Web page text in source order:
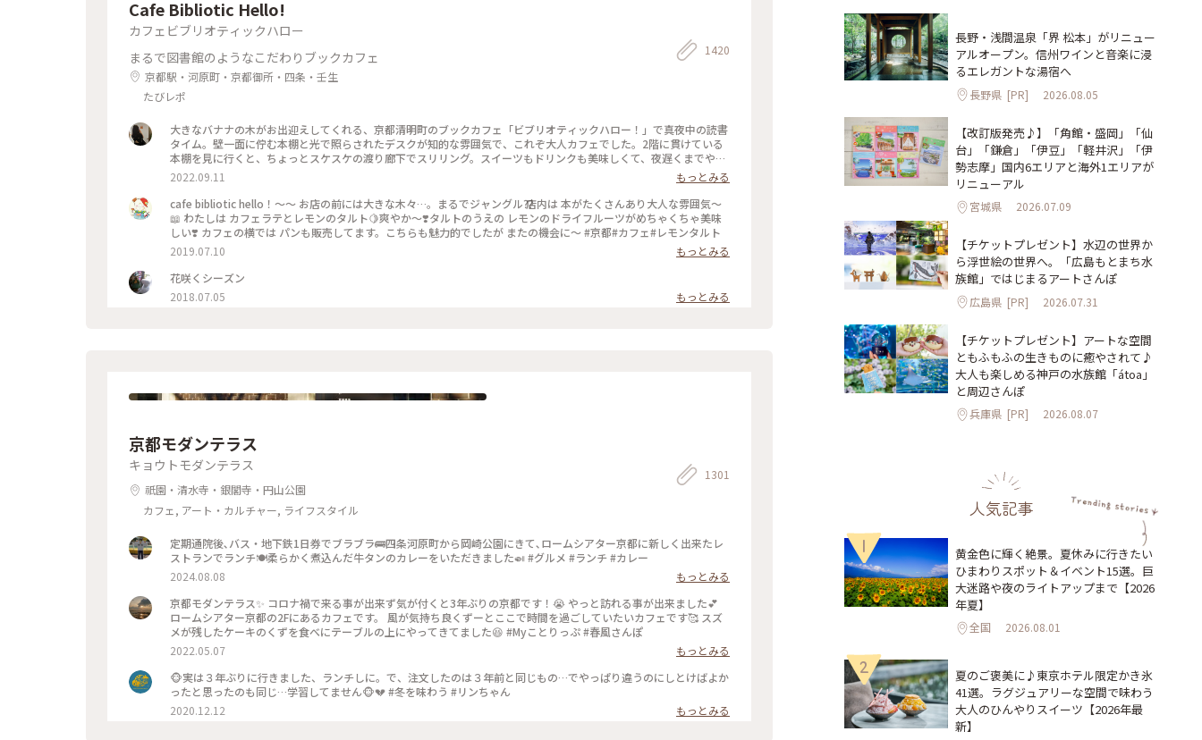
Cafe Bibliotic Hello!
カフェビブリオティックハロー
まるで図書館のようなこだわりブックカフェ
京都駅・河原町・京都御所・四条・壬生
たびレポ
1420
大きなバナナの木がお出迎えしてくれる、京都清明町のブックカフェ「ビブリオティックハロー！」で真夜中の読書
タイム。壁一面に佇む本棚と光で照らされたデスクが知的な雰囲気で、これぞ大人カフェでした。2階に貫けている
本棚を見に行くと、ちょっとスケスケの渡り廊下でスリリング。スイーツもドリンクも美味しくて、夜遅くまでやっ
ているのも嬉しくて。。これは出張の度に立ち寄りそうです。築150年以上の町屋をリノベしたというところも見応
えあり。観光というよりも、ローカルに寄り添っているようで温かい空気も感じました。 #私のことりっぷ2022
#Myことりっぷ #京都カフェ #ブックカフェ #読書 #ガトーショコラ #コーヒー
2022.09.11
もっとみる
cafe bibliotic hello！〜〜 お店の前には大きな木々…。まるでジャングル⁇ 店内は 本がたくさんあり大人な雰囲気〜
📖 わたしは カフェラテとレモンのタルト🍋爽やか〜❣️タルトのうえの レモンのドライフルーツがめちゃくちゃ美味
しい❣️ カフェの横では パンも販売してます。こちらも魅力的でしたが またの機会に〜 #京都#カフェ#レモンタルト
2019.07.10
もっとみる
花咲くシーズン
2018.07.05
もっとみる
京都モダンテラス
キョウトモダンテラス
祇園・清水寺・銀閣寺・円山公園
カフェ, アート・カルチャー, ライフスタイル
1301
定期通院後､バス・地下鉄1日券でブラブラ🚌四条河原町から岡崎公園にきて､ロームシアター京都に新しく出来たレ
ストランでランチ🍽️柔らかく煮込んだ牛タンのカレーをいただきました🍛 #グルメ #ランチ #カレー
2024.08.08
もっとみる
京都モダンテラス✨ コロナ禍で来る事が出来ず気が付くと3年ぶりの京都です！😭 やっと訪れる事が出来ました💕
ロームシアター京都の2Fにあるカフェです。 風が気持ち良くずーとここで時間を過ごしていたいカフェです🥰 スズ
メが残したケーキのくずを食べにテーブルの上にやってきてました😆 #Myことりっぷ #春風さんぽ
2022.05.07
もっとみる
🐵実は３年ぶりに行きました、ランチしに。で、注文したのは３年前と同じもの…でやっぱり違うのにしとけばよか
ったと思ったのも同じ…学習してません🐵💔 #冬を味わう #リンちゃん
2020.12.12
もっとみる
長野・浅間温泉「界 松本」がリニュー
アルオープン。信州ワインと音楽に浸
るエレガントな湯宿へ
長野県 [PR] 2026.08.05
【改訂版発売♪】「角館・盛岡」「仙
台」「鎌倉」「伊豆」「軽井沢」「伊
勢志摩」国内6エリアと海外1エリアが
リニューアル
宮城県 2026.07.09
【チケットプレゼント】水辺の世界か
ら浮世絵の世界へ。「広島もとまち水
族館」ではじまるアートさんぽ
広島県 [PR] 2026.07.31
【チケットプレゼント】アートな空間
ともふもふの生きものに癒やされて♪
大人も楽しめる神戸の水族館「átoa」
と周辺さんぽ
兵庫県 [PR] 2026.08.07
人気記事
1
黄金色に輝く絶景。夏休みに行きたい
ひまわりスポット＆イベント15選。巨
大迷路や夜のライトアップまで【2026
年夏】
全国 2026.08.01
2
夏のご褒美に♪東京ホテル限定かき氷
41選。ラグジュアリーな空間で味わう
大人のひんやりスイーツ【2026年最
新】